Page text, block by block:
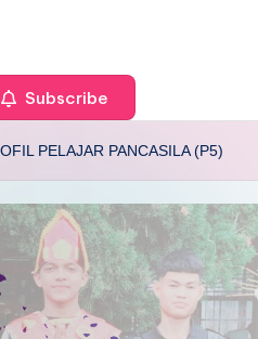
Subscribe
PELAJAR PANCASILA (P5)